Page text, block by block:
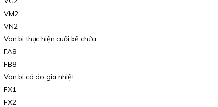
VM2
VN2
Van bi thực hiện cuối bể chứa
FA8
FB8
Van bi có áo gia nhiệt
FX1
FX2